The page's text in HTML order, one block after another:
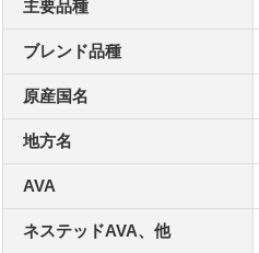
主要品種
ブレンド品種
原産国名
地方名
AVA
ネステッドAVA、他